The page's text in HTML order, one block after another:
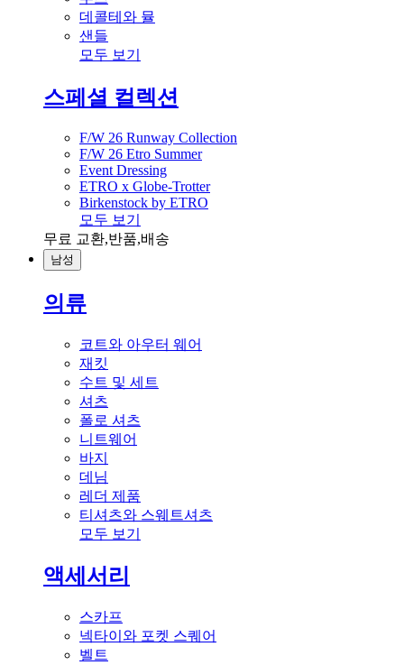
데콜테와 뮬
샌들
모두 보기
스페셜 컬렉션
F/W 26 Runway Collection
F/W 26 Etro Summer
Event Dressing
ETRO x Globe-Trotter
Birkenstock by ETRO
모두 보기
무료 교환,반품,배송
남성
의류
코트와 아우터 웨어
재킷
수트 및 세트
셔츠
폴로 셔츠
니트웨어
바지
데님
레더 제품
티셔츠와 스웨트셔츠
모두 보기
액세서리
스카프
넥타이와 포켓 스퀘어
벨트